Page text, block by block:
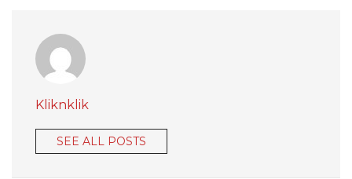
Kliknklik
SEE ALL POSTS